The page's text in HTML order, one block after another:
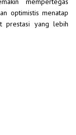
optimistis menatap
prestasi yang lebih